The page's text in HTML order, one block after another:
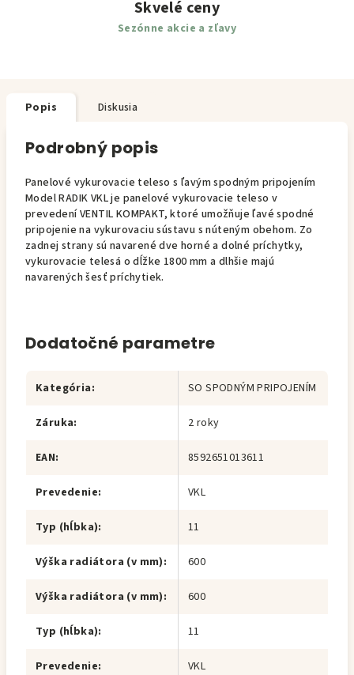
Skvelé ceny
Sezónne akcie a zľavy
Popis Diskusia
Podrobný popis
Panelové vykurovacie teleso s ľavým spodným pripojením
Model RADIK VKL je panelové vykurovacie teleso v
prevedení VENTIL KOMPAKT, ktoré umožňuje ľavé spodné
pripojenie na vykurovaciu sústavu s núteným obehom. Zo
zadnej strany sú navarené dve horné a dolné príchytky,
vykurovacie telesá o dĺžke 1800 mm a dlhšie majú
navarených šesť príchytiek.
Dodatočné parametre
Kategória: SO SPODNÝM PRIPOJENÍM
Záruka: 2 roky
EAN: 8592651013611
Prevedenie: VKL
Typ (hĺbka): 11
Výška radiátora (v mm): 600
Výška radiátora (v mm): 600
Typ (hĺbka): 11
Prevedenie: VKL